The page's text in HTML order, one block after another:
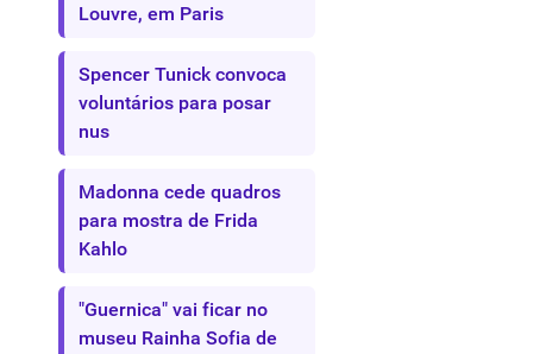
Louvre, em Paris
Spencer Tunick convoca
voluntários para posar
nus
Madonna cede quadros
para mostra de Frida
Kahlo
"Guernica" vai ficar no
museu Rainha Sofia de